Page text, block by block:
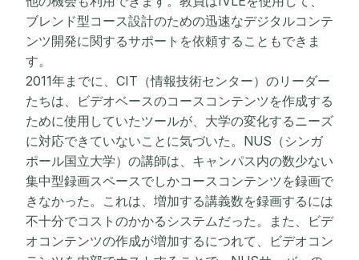
ブレンド型コース設計のための迅速なデジタルコンテ
ンツ開発に関するサポートを依頼することもできま
す。
2011年までに、CIT（情報技術センター）のリーダー
たちは、ビデオベースのコースコンテンツを作成する
ために使用していたツールが、大学の変化するニーズ
に対応できていないことに気づいた。NUS（シンガ
ポール国立大学）の講師は、キャンパス内の数少ない
集中型録画スペースでしかコースコンテンツを録画で
きなかった。これは、増加する講義数を録画するには
不十分でコストのかかるシステムだった。また、ビデ
オコンテンツの作成が増加するにつれて、ビデオコン